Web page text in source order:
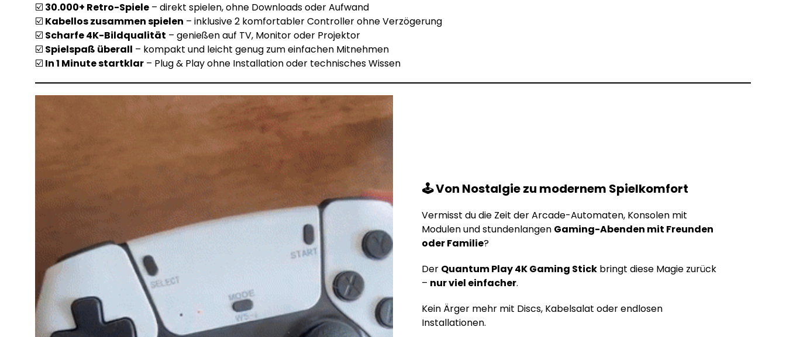
☑️ 30.000+ Retro-Spiele – direkt spielen, ohne Downloads oder Aufwand
☑️ Kabellos zusammen spielen – inklusive 2 komfortabler Controller ohne Verzögerung
☑️ Scharfe 4K-Bildqualität – genießen auf TV, Monitor oder Projektor
☑️ Spielspaß überall – kompakt und leicht genug zum einfachen Mitnehmen
☑️ In 1 Minute startklar – Plug & Play ohne Installation oder technisches Wissen
🕹️ Von Nostalgie zu modernem Spielkomfort
Vermisst du die Zeit der Arcade-Automaten, Konsolen mit
Modulen und stundenlangen Gaming-Abenden mit Freunden
oder Familie?
Der Quantum Play 4K Gaming Stickbringt diese Magie zurück
– nur viel einfacher.
Kein Ärger mehr mit Discs, Kabelsalat oder endlosen
Installationen.